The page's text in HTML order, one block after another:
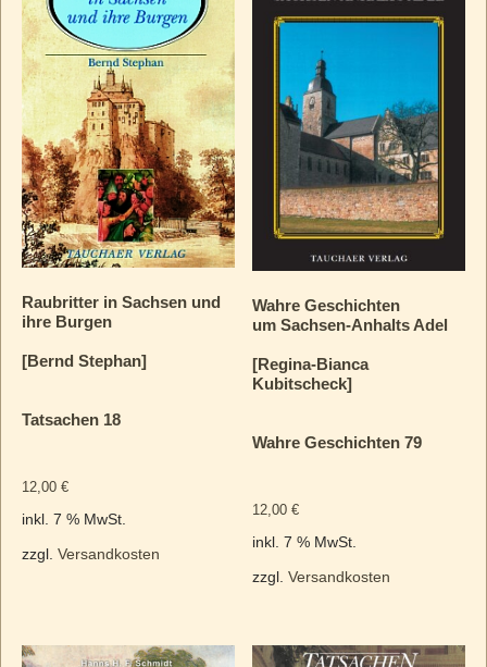
Raubritter in Sachsen und
ihre Burgen
[Bernd Stephan]
Tatsachen 18
12,00 €
inkl. 7 % MwSt.
zzgl. Versandkosten
Wahre Geschichten
um Sachsen-Anhalts Adel
[Regina-Bianca
Kubitscheck]
Wahre Geschichten 79
12,00€
inkl. 7 % MwSt.
zzgl.Versandkosten